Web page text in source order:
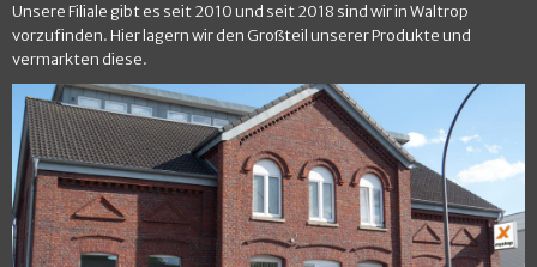
Unsere Filiale gibt es seit 2010 und seit 2018 sind wir in Waltrop
vorzufinden. Hier lagern wir den Großteil unserer Produkte und
vermarkten diese.